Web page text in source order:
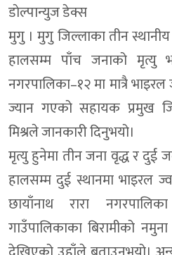
डाेल्पान्युज डेक्स
मुगु । मुगु जिल्लाका तीन
हालसम्म पाँच जनाको मृत्यु
नगरपालिका–१२ मा मात्रै
ज्यान गएको सहायक प्रमुख
मिश्रले जानकारी दिनुभयो।
मृत्यु हुनेमा तीन जना वृद्ध र दुई
हालसम्म दुई स्थानमा भाइरल
छायाँनाथ रारा
गाउँपालिकाका बिरामीको